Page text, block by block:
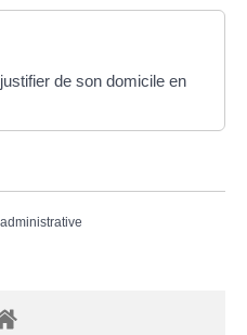
de son domicile en